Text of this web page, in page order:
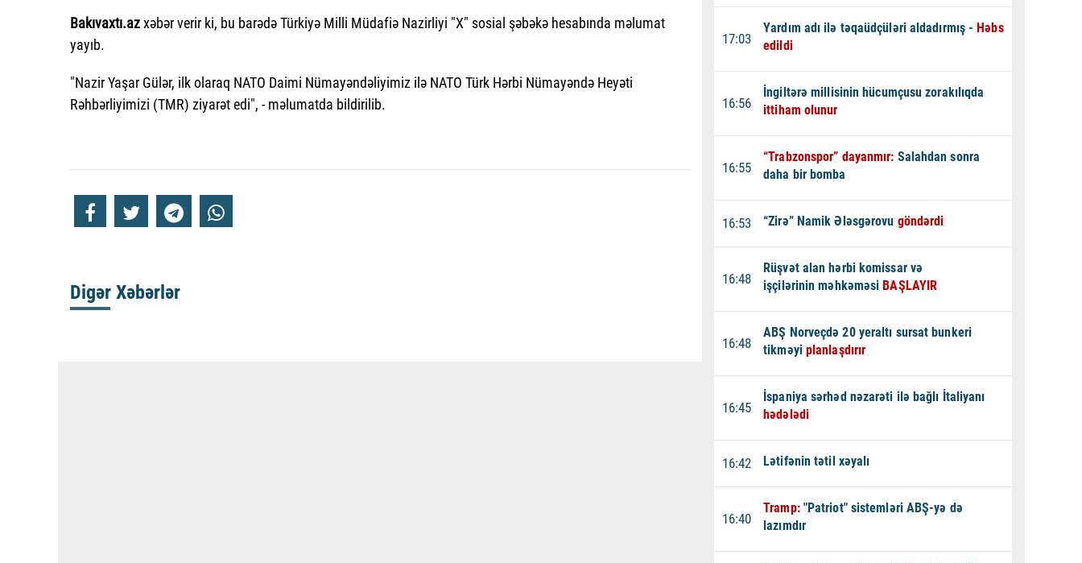
Bakıvaxtı.azxəbər verir ki, bu barədə Türkiyə Milli Müdafiə Nazirliyi "X" sosial şəbəkə hesabında məlumat
yayıb.
"Nazir Yaşar Gülər, ilk olaraq NATO Daimi Nümayəndəliyimiz ilə NATO Türk Hərbi Nümayəndə Heyəti
Rəhbərliyimizi (TMR) ziyarət edi", - məlumatda bildirilib.
Digər Xəbərlər
17:03
Yardım adı ilə təqaüdçüləri aldadırmış - Həbs
edildi
16:56
İngiltərə millisinin hücumçusu zorakılıqda
ittiham olunur
16:55
“Trabzonspor” dayanmır: Salahdan sonra
daha bir bomba
16:53 “Zirə” Namik Ələsgərovu göndərdi
16:48
Rüşvət alan hərbi komissar və
işçilərinin məhkəməsi BAŞLAYIR
16:48
ABŞ Norveçdə 20 yeraltı sursat bunkeri
tikməyiplanlaşdırır
16:45
İspaniya sərhəd nəzarəti ilə bağlı İtaliyanı
hədələdi
16:42 Lətifənin tətil xəyalı
16:40
Tramp:"Patriot" sistemləri ABŞ-yə də
lazımdır